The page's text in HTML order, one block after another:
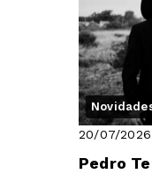
20/07/2026
Pedro